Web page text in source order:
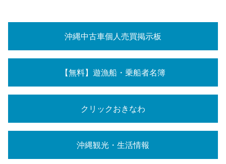
沖縄中古車個人売買掲示板
【無料】遊漁船・乗船者名簿
クリックおきなわ
沖縄観光・生活情報